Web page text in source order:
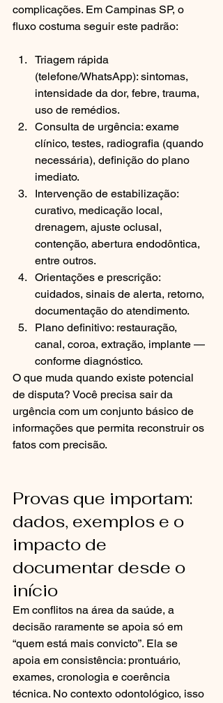
complicações. Em Campinas SP, o
fluxo costuma seguir este padrão:
Triagem rápida
(telefone/WhatsApp): sintomas,
intensidade da dor, febre, trauma,
uso de remédios.
Consulta de urgência: exame
clínico, testes, radiografia (quando
necessária), definição do plano
imediato.
Intervenção de estabilização:
curativo, medicação local,
drenagem, ajuste oclusal,
contenção, abertura endodôntica,
entre outros.
Orientações e prescrição:
cuidados, sinais de alerta, retorno,
documentação do atendimento.
Plano definitivo: restauração,
canal, coroa, extração, implante —
conforme diagnóstico.
O que muda quando existe potencial
de disputa? Você precisa sair da
urgência com um conjunto básico de
informações que permita reconstruir os
fatos com precisão.
Provas que importam:
dados, exemplos e o
impacto de
documentar desde o
início
Em conflitos na área da saúde, a
decisão raramente se apoia só em
“quem está mais convicto”. Ela se
apoia em consistência: prontuário,
exames, cronologia e coerência
técnica. No contexto odontológico, isso